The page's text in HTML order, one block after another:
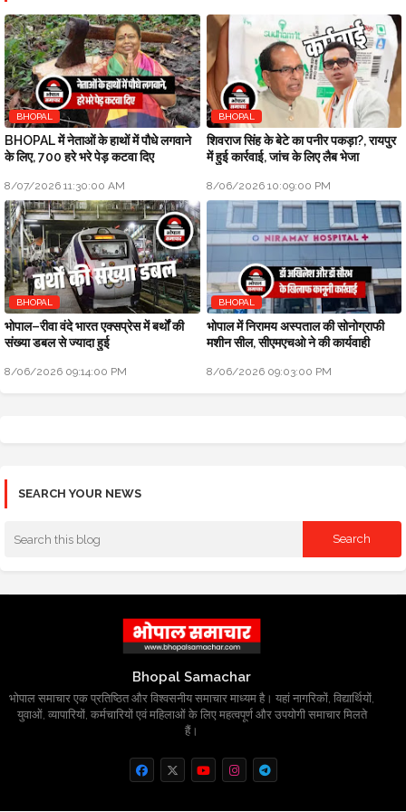
BHOPAL
BHOPAL में नेताओं के हाथों में पौधे लगवाने
के लिए, 700 हरे भरे पेड़ कटवा दिए
8/07/2026 11:30:00 AM
BHOPAL
शिवराज सिंह के बेटे का पनीर पकड़ा?, रायपुर
में हुई कार्रवाई, जांच के लिए लैब भेजा
8/06/2026 10:09:00 PM
BHOPAL
भोपाल–रीवा वंदे भारत एक्सप्रेस में बर्थों की
संख्या डबल से ज्यादा हुई
8/06/2026 09:14:00 PM
BHOPAL
भोपाल में निरामय अस्पताल की सोनोग्राफी
मशीन सील, सीएमएचओ ने की कार्यवाही
8/06/2026 09:03:00 PM
SEARCH YOUR NEWS
Bhopal Samachar
भोपाल समाचार एक प्रतिष्ठित और विश्वसनीय समाचार माध्यम है। यहां नागरिकों, विद्यार्थियों,
युवाओं, व्यापारियों, कर्मचारियों एवं महिलाओं के लिए महत्वपूर्ण और उपयोगी समाचार मिलते
हैं।